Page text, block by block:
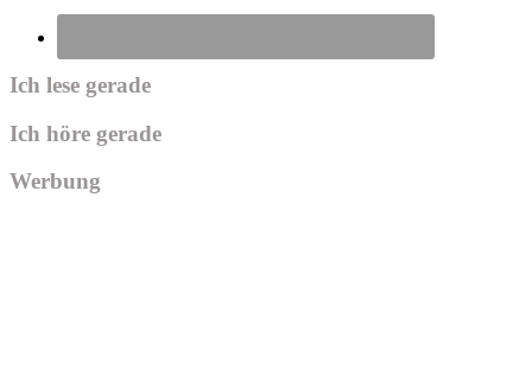
Ich lese gerade
Ich höre gerade
Werbung